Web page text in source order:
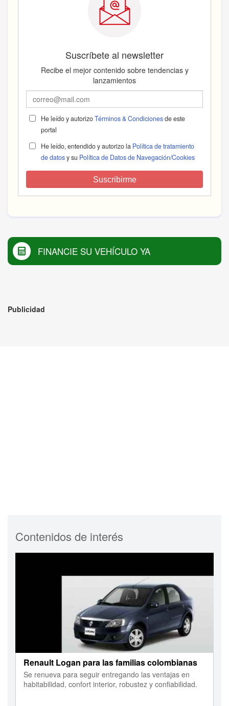
Suscríbete al newsletter
Recibe el mejor contenido sobre tendencias y
lanzamientos
He leído y autorizoTérminos & Condicionesde este
portal
He leído, entendido y autorizo la Política de tratamiento
de datosy su Política de Datos de Navegación/Cookies
Suscribirme
FINANCIE SU VEHÍCULO YA
Publicidad
Contenidos de interés
Renault Logan para las familias colombianas
Se renueva para seguir entregando las ventajas en
habitabilidad, confort interior, robustez y confiabilidad.